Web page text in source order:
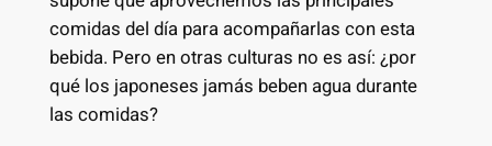
comidas del día para acompañarlas con esta
bebida. Pero en otras culturas no es así: ¿por
qué los japoneses jamás beben agua durante
las comidas?